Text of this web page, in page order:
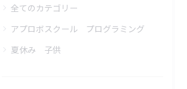
全てのカテゴリー
アプロボスクール プログラミング
夏休み 子供